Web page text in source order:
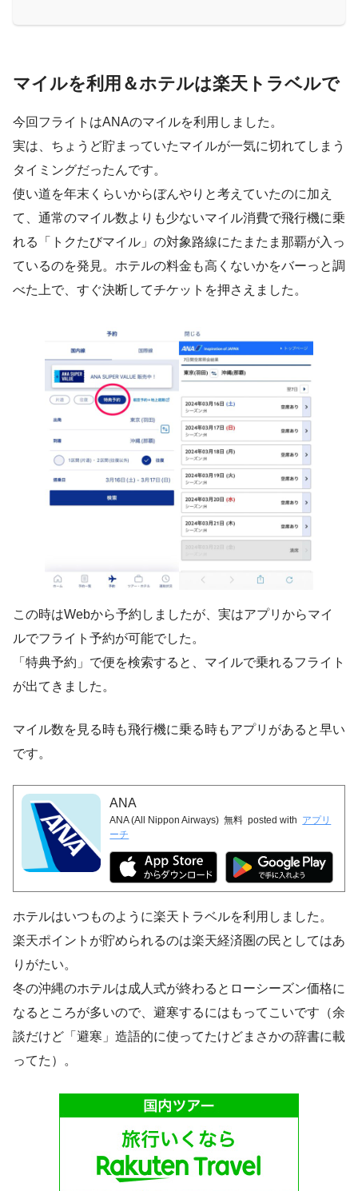
マイルを利用＆ホテルは楽天トラベルで
今回フライトはANAのマイルを利用しました。
実は、ちょうど貯まっていたマイルが一気に切れてしまう
タイミングだったんです。
使い道を年末くらいからぼんやりと考えていたのに加え
て、通常のマイル数よりも少ないマイル消費で飛行機に乗
れる「トクたびマイル」の対象路線にたまたま那覇が入っ
ているのを発見。ホテルの料金も高くないかをバーっと調
べた上で、すぐ決断してチケットを押さえました。
この時はWebから予約しましたが、実はアプリからマイ
ルでフライト予約が可能でした。
「特典予約」で便を検索すると、マイルで乗れるフライト
が出てきました。
マイル数を見る時も飛行機に乗る時もアプリがあると早い
です。
ANA
ANA (All Nippon Airways) 無料 posted with アプリ
ーチ
ホテルはいつものように楽天トラベルを利用しました。
楽天ポイントが貯められるのは楽天経済圏の民としてはあ
りがたい。
冬の沖縄のホテルは成人式が終わるとローシーズン価格に
なるところが多いので、避寒するにはもってこいです（余
談だけど「避寒」造語的に使ってたけどまさかの辞書に載
ってた）。